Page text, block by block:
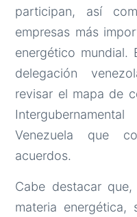
participan, así
empresas más
energético mundial.
delegación
revisar el mapa de
Venezuela que
acuerdos.
Cabe destacar
materia energética,